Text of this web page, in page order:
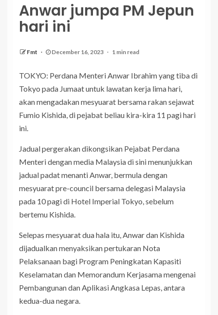
Anwar jumpa PM Jepun
hari ini
Fmt December 16, 2023 1 min read
TOKYO: Perdana Menteri Anwar Ibrahim yang tiba di
Tokyo pada Jumaat untuk lawatan kerja lima hari,
akan mengadakan mesyuarat bersama rakan sejawat
Fumio Kishida, di pejabat beliau kira-kira 11 pagi hari
ini.
Jadual pergerakan dikongsikan Pejabat Perdana
Menteri dengan media Malaysia di sini menunjukkan
jadual padat menanti Anwar, bermula dengan
mesyuarat pre-council bersama delegasi Malaysia
pada 10 pagi di Hotel Imperial Tokyo, sebelum
bertemu Kishida.
Selepas mesyuarat dua hala itu, Anwar dan Kishida
dijadualkan menyaksikan pertukaran Nota
Pelaksanaan bagi Program Peningkatan Kapasiti
Keselamatan dan Memorandum Kerjasama mengenai
Pembangunan dan Aplikasi Angkasa Lepas, antara
kedua-dua negara.